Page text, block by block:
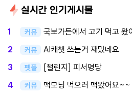
실시간 인기게시물
1 커뮤 국보가든에서 고기 먹고 왔
2 커뮤 AI캐챗 쓰는거 재밌네요
3 펫플 [챌린지] 피서명당
4 커뮤 맥모닝 먹으러 맥왔어요~~